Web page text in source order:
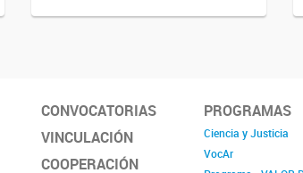
CONVOCATORIAS
VINCULACIÓN
COOPERACIÓN
PROGRAMAS
Ciencia y Justicia
VocAr